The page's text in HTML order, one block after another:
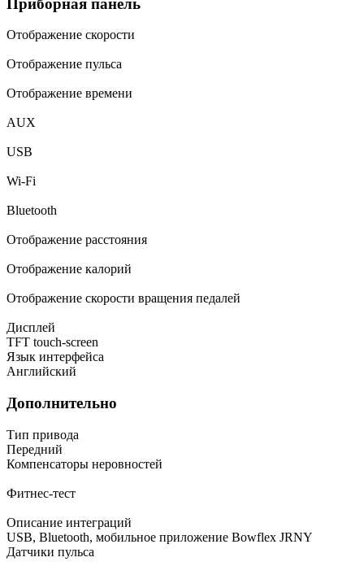
Отображение скорости
Отображение пульса
Отображение времени
AUX
USB
Wi-Fi
Bluetooth
Отображение расстояния
Отображение калорий
Отображение скорости вращения педалей
Дисплей
TFT touch-screen
Язык интерфейса
Английский
Дополнительно
Тип привода
Передний
Компенсаторы неровностей
Фитнес-тест
Описание интеграций
USB, Bluetooth, мобильное приложение Bowflex JRNY
Датчики пульса